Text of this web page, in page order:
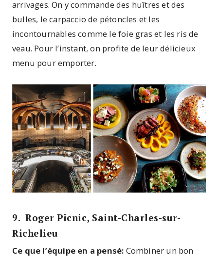
arrivages. On y commande des huîtres et des
bulles, le carpaccio de pétoncles et les
incontournables comme le foie gras et les ris de
veau. Pour l’instant, on profite de leur délicieux
menu pour emporter.
9. Roger Picnic, Saint-Charles-sur-
Richelieu
Ce que l’équipe en a pensé: Combiner un bon